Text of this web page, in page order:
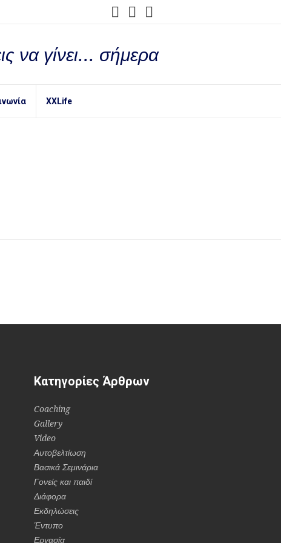
να γίνει... σήμερα
XXLife
Κατηγορίες Άρθρων
Coaching
Gallery
Video
Αυτοβελτίωση
Βασικά Σεμινάρια
Γονείς και παιδί
Διάφορα
Εκδηλώσεις
Έντυπο
Εργασία